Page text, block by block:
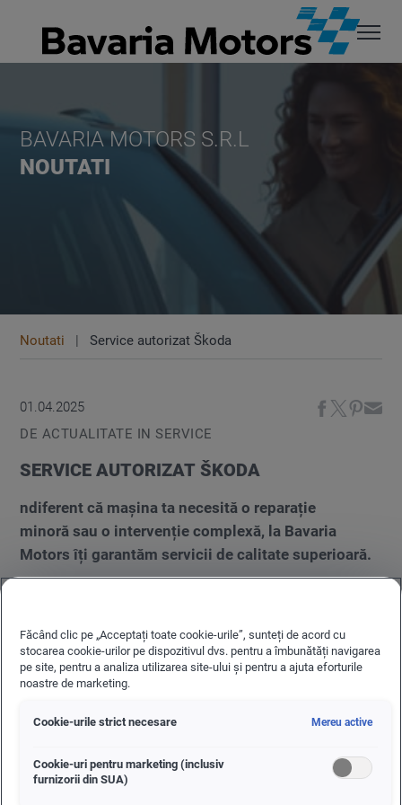
BAVARIA MOTORS S.R.L
NOUTATI
Noutati Service autorizat Škoda
01.04.2025
DE ACTUALITATE IN SERVICE
SERVICE AUTORIZAT ŠKODA
ndiferent că mașina ta necesită o reparație
minoră sau o intervenție complexă, la Bavaria
Motors îți garantăm servicii de calitate superioară.
Făcând clic pe „Acceptați toate cookie-urile”, sunteți de acord cu
stocarea cookie-urilor pe dispozitivul dvs. pentru a îmbunătăți navigarea
pe site, pentru a analiza utilizarea site-ului și pentru a ajuta eforturile
noastre de marketing.
Cookie-urile strict necesare Mereu active
Cookie-uri pentru marketing (inclusiv
furnizorii din SUA)